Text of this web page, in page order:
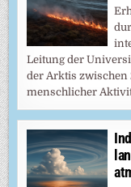
Leitung der
der Arktis zwischen
menschlicher